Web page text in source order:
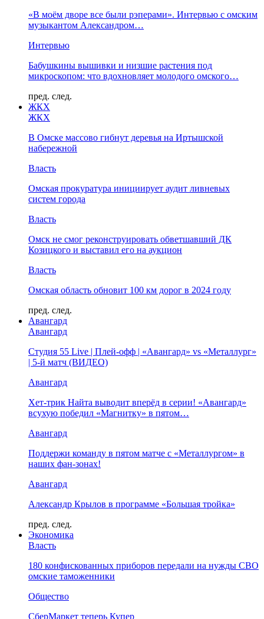
«В моём дворе все были рэперами». Интервью с омским
музыкантом Александром…
Интервью
Бабушкины вышивки и низшие растения под
микроскопом: что вдохновляет молодого омского…
пред. след.
ЖКХ
ЖКХ
В Омске массово гибнут деревья на Иртышской
набережной
Власть
Омская прокуратура инициирует аудит ливневых
систем города
Власть
Омск не смог реконструировать обветшавший ДК
Козицкого и выставил его на аукцион
Власть
Омская область обновит 100 км дорог в 2024 году
пред. след.
Авангард
Авангард
Студия 55 Live | Плей-офф | «Авангард» vs «Металлург»
| 5-й матч (ВИДЕО)
Авангард
Хет-трик Найта выводит вперёд в серии! «Авангард»
всухую победил «Магнитку» в пятом…
Авангард
Поддержи команду в пятом матче с «Металлургом» в
наших фан-зонах!
Авангард
Александр Крылов в программе «Большая тройка»
пред. след.
Экономика
Власть
180 конфискованных приборов передали на нужды СВО
омские таможенники
Общество
СберМаркет теперь Купер